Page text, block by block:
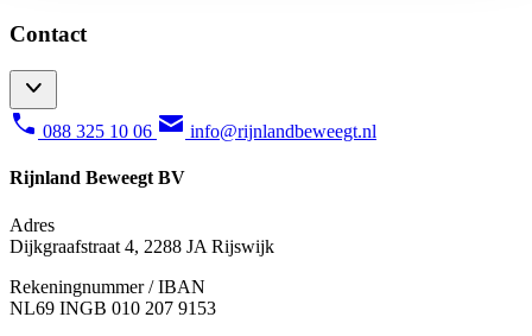
Contact
088 325 10 06 info@rijnlandbeweegt.nl
Rijnland Beweegt BV
Adres
Dijkgraafstraat 4, 2288 JA Rijswijk
Rekeningnummer / IBAN
NL69 INGB 010 207 9153